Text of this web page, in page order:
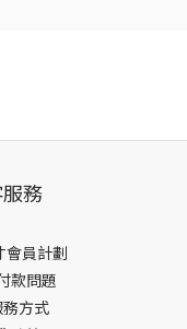
務
會員計劃
款問題
方式